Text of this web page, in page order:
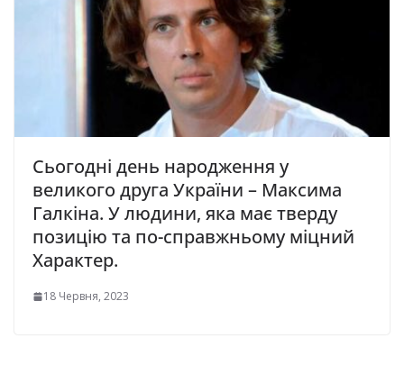
Сьогодні день народження у
великого друга України – Максима
Галкіна. У людини, яка має тверду
позицію та по-справжньому міцний
Характер.
18 Червня, 2023